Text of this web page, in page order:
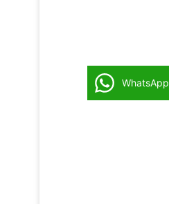
WhatsApp